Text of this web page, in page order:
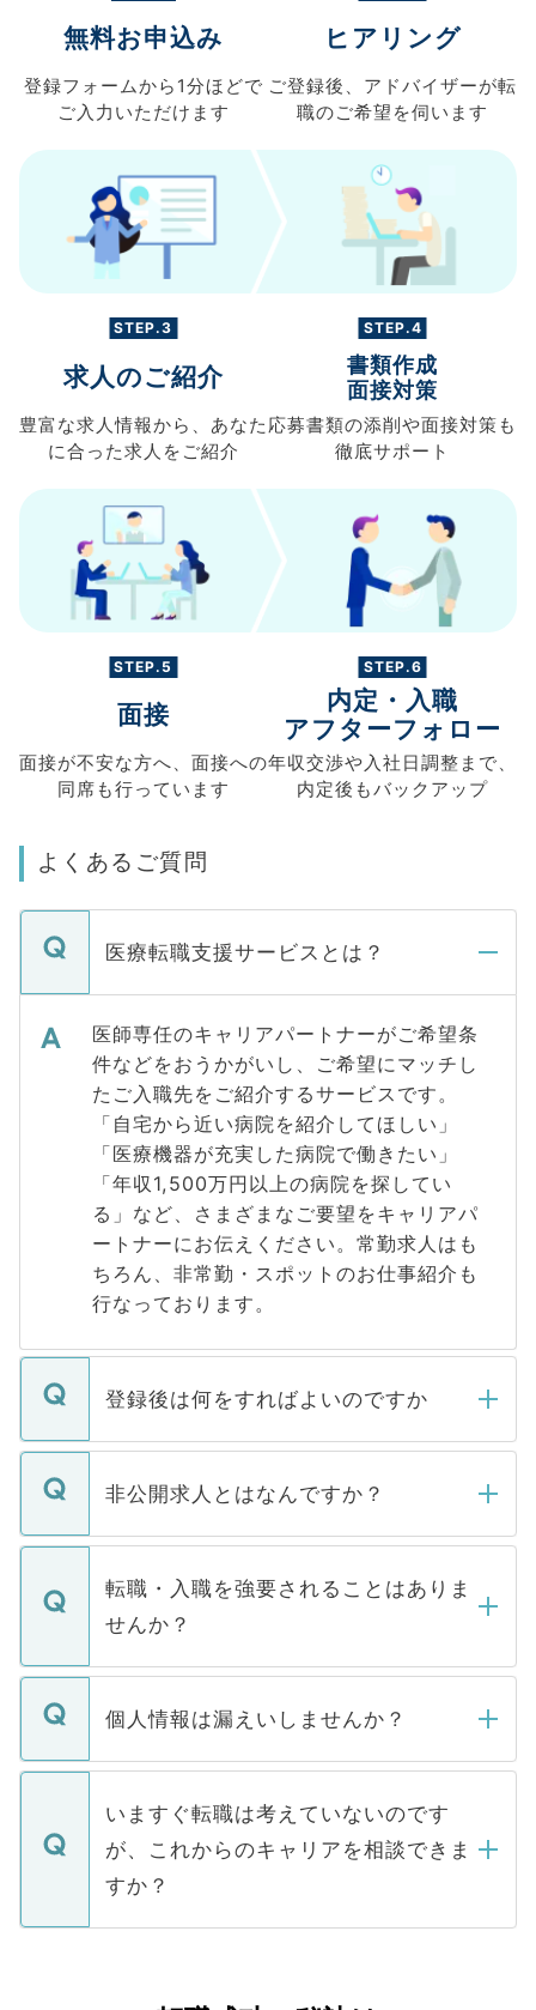
無料お申込み
登録フォームから 1分ほどで
ご入力 いただけます
ヒアリング
ご登録後、 アドバイザーが転
職のご希望を伺います
STEP.3
求人のご紹介
豊富な求人情報から、 あなた
に合った求人を ご紹介
STEP.4
書類作成
面接対策
応募書類の添削や面接対策も
徹底サポート
STEP.5
面接
面接が不安な方へ、 面接への
同席も行っています
STEP.6
内定・入職
アフターフォロー
年収交渉や入社日調整まで、
内定後もバックアップ
よくあるご質問
医療転職支援サービスとは？
医師専任のキャリアパートナーがご希望条
件などをおうかがいし、ご希望にマッチし
たご入職先をご紹介するサービスです。
「自宅から近い病院を紹介してほしい」
「医療機器が充実した病院で働きたい」
「年収1,500万円以上の病院を探してい
る」など、さまざまなご要望をキャリアパ
ートナーにお伝えください。常勤求人はも
ちろん、非常勤・スポットのお仕事紹介も
行なっております。
登録後は何をすればよいのですか
ご登録いただきましたら、弊社担当者がご
登録内容を確認し、その後メールもしくは
ます。通常、5営業日以内にはご連絡をせて
いただきますので、しばらくお待ちくださ
非公開求人とはなんですか？
マイナビDOCTORで取り扱っている求人の
うち約3割は、Webサイトからご覧いただ
けない「非公開求人」です。非公開求人は
下記の理由によって、一般には公開してい
ません。
■応募殺到を避けるため 人気のある医療機
関を公にしてしまうと、応募が殺到する場
に、医療機関が求める条件に合った人材の
みを人材紹介会社に依頼するケースが増え
ています。
転職・入職を強要されることはありま
せんか？
転職・入職を強要することは一切ありませ
ん。また、仮に応募先から内定をいただい
定を承諾する必要はありません。内定先へ
の辞退の連絡はキャリアパートナーが行い
個人情報は漏えいしませんか？
個人情報が漏えいすることはありませんの
で、ご安心ください。当サイトからの登録
などで収集したご登録者様の個人情報は、
ご本人のキャリアアップおよび転職活動の
支援を目的に使用いたします。お預かりし
ているすべての個人データはご本人の許可
いますぐ転職は考えていないのです
が、これからのキャリアを相談できま
すか？
かがいして、現在の医療機関の状況や紹介